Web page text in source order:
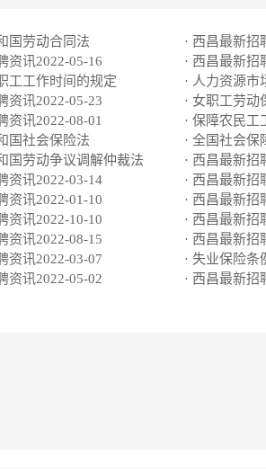
国劳动合同法
· 西昌最新招
资讯2022-05-16
· 西昌最新招
工工作时间的规定
· 人力资源市
资讯2022-05-23
· 女职工劳动
资讯2022-08-01
· 保障农民工
国社会保险法
· 全国社会保
国劳动争议调解仲裁法
· 西昌最新招
资讯2022-03-14
· 西昌最新招
资讯2022-01-10
· 西昌最新招
资讯2022-10-10
· 西昌最新招
资讯2022-08-15
· 西昌最新招
资讯2022-03-07
· 失业保险条
资讯2022-05-02
· 西昌最新招